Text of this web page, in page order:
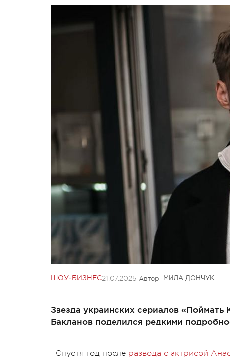
ШОУ-БИЗНЕС21.07.2025 Автор: МИЛА ДОНЧУК
Звезда украинских сериалов
Бакланов поделился редкими
Спустя год после развода с актрисой